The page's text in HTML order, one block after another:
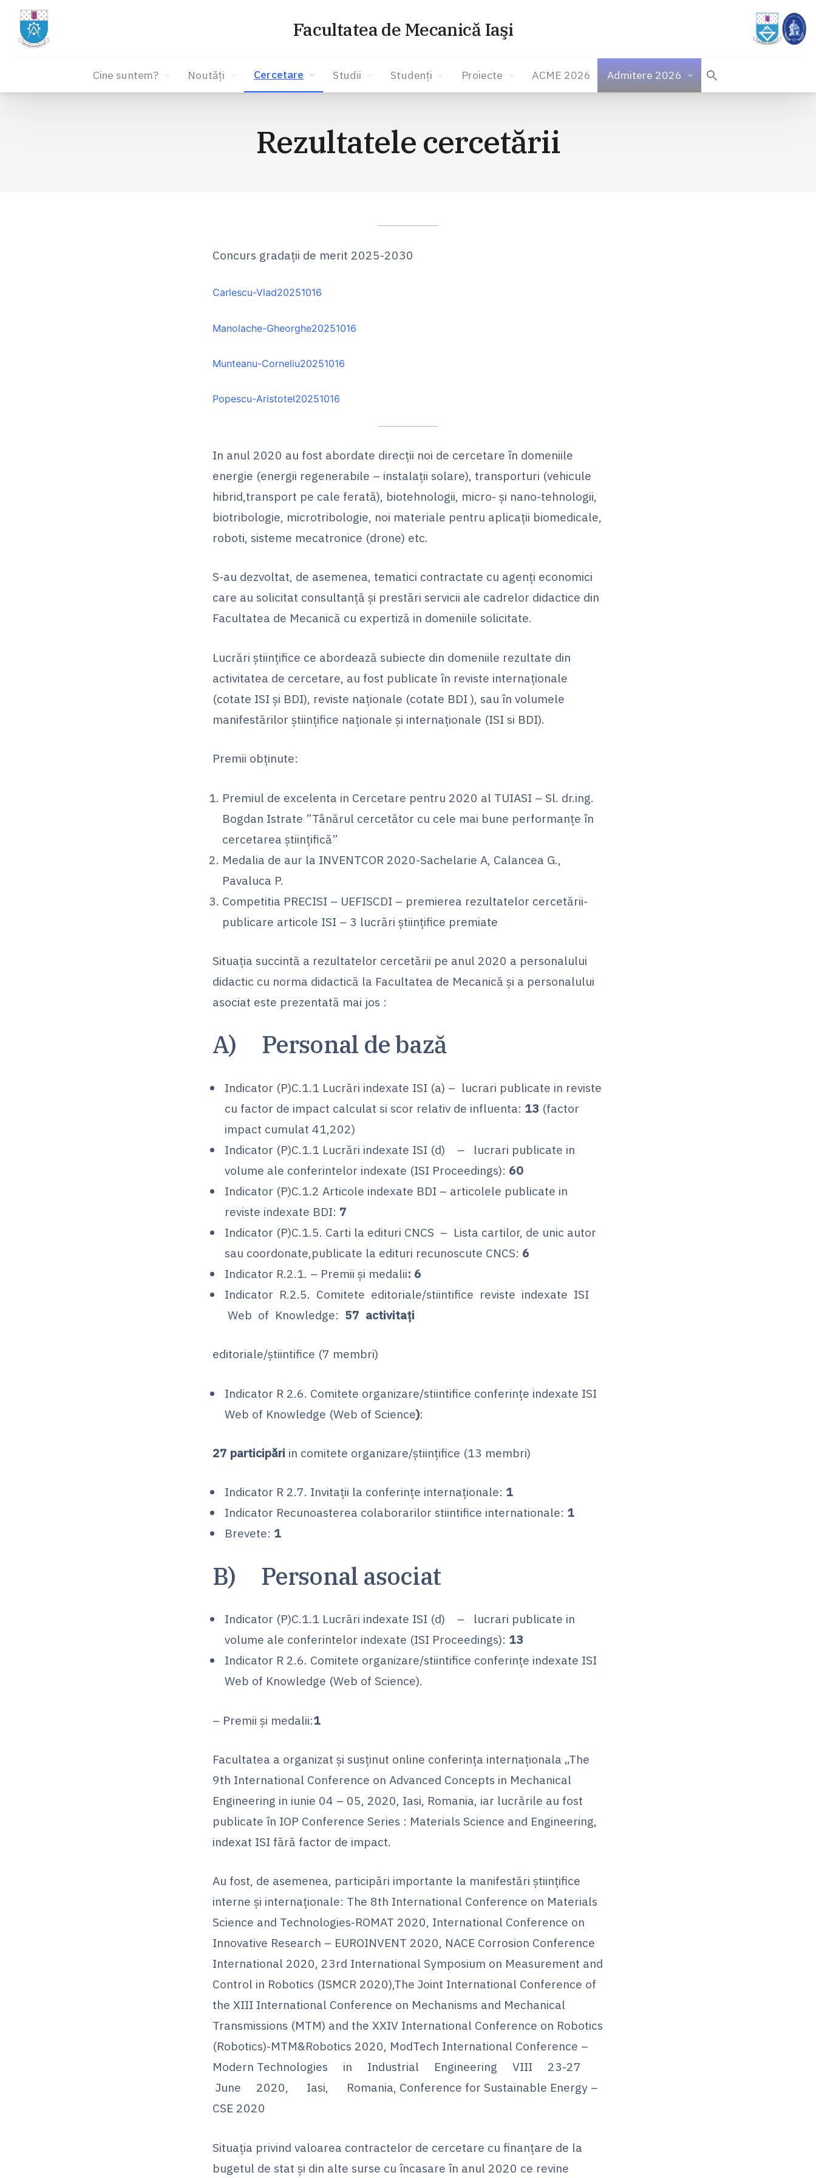
Facultatea de Mecanică Iaşi
Cine suntem? Noutăți Cercetare Studii Studenți Proiecte ACME 2026 Admitere 2026
Rezultatele cercetării
Concurs gradații de merit 2025-2030
Carlescu-Vlad20251016
Manolache-Gheorghe20251016
Munteanu-Corneliu20251016
Popescu-Aristotel20251016
In anul 2020 au fost abordate direcţii noi de cercetare în domeniile
energie (energii regenerabile – instalaţii solare), transporturi (vehicule
hibrid,transport pe cale ferată), biotehnologii, micro- şi nano-tehnologii,
biotribologie, microtribologie, noi materiale pentru aplicații biomedicale,
roboti, sisteme mecatronice (drone) etc.
S-au dezvoltat, de asemenea, tematici contractate cu agenţi economici
care au solicitat consultanţă şi prestări servicii ale cadrelor didactice din
Facultatea de Mecanică cu expertiză in domeniile solicitate.
Lucrări ştiinţifice ce abordează subiecte din domeniile rezultate din
activitatea de cercetare, au fost publicate în reviste internaţionale
(cotate ISI şi BDI), reviste naţionale (cotate BDI ), sau în volumele
manifestărilor ştiinţifice naţionale şi internaţionale (ISI si BDI).
Premii obţinute:
Premiul de excelenta in Cercetare pentru 2020 al TUIASI – Sl. dr.ing.
Bogdan Istrate ”Tânărul cercetător cu cele mai bune performanțe în
cercetarea științifică”
Medalia de aur la INVENTCOR 2020-Sachelarie A, Calancea G.,
Pavaluca P.
Competitia PRECISI – UEFISCDI – premierea rezultatelor cercetării-
publicare articole ISI – 3 lucrări ştiinţifice premiate
Situaţia succintă a rezultatelor cercetării pe anul 2020 a personalului
didactic cu norma didactică la Facultatea de Mecanică şi a personalului
asociat este prezentată mai jos :
A) Personal de bază
Indicator (P)C.1.1 Lucrări indexate ISI (a) – lucrari publicate in reviste
cu factor de impact calculat si scor relativ de influenta: 13 (factor
impact cumulat 41,202)
Indicator (P)C.1.1 Lucrări indexate ISI (d) – lucrari publicate in
volume ale conferintelor indexate (ISI Proceedings): 60
Indicator (P)C.1.2 Articole indexate BDI – articolele publicate in
reviste indexate BDI: 7
Indicator (P)C.1.5. Carti la edituri CNCS – Lista cartilor, de unic autor
sau coordonate,publicate la edituri recunoscute CNCS: 6
Indicator R.2.1. – Premii şi medalii: 6
Indicator R.2.5. Comitete editoriale/stiintifice reviste indexate ISI
Web of Knowledge: 57 activitaţi
editoriale/ştiintifice (7 membri)
Indicator R 2.6. Comitete organizare/stiintifice conferinţe indexate ISI
Web of Knowledge (Web of Science):
27 participări in comitete organizare/ştiinţifice (13 membri)
Indicator R 2.7. Invitaţii la conferinţe internaţionale: 1
Indicator Recunoasterea colaborarilor stiintifice internationale: 1
Brevete: 1
B) Personal asociat
Indicator (P)C.1.1 Lucrări indexate ISI (d) – lucrari publicate in
volume ale conferintelor indexate (ISI Proceedings): 13
Indicator R 2.6. Comitete organizare/stiintifice conferinţe indexate ISI
Web of Knowledge (Web of Science).
– Premii şi medalii:1
Facultatea a organizat şi susţinut online conferinţa internaţionala „The
9th International Conference on Advanced Concepts in Mechanical
Engineering in iunie 04 – 05, 2020, Iasi, Romania, iar lucrările au fost
publicate în IOP Conference Series : Materials Science and Engineering,
indexat ISI fără factor de impact.
Au fost, de asemenea, participări importante la manifestări ştiinţifice
interne şi internaţionale: The 8th International Conference on Materials
Science and Technologies-ROMAT 2020, International Conference on
Innovative Research – EUROINVENT 2020, NACE Corrosion Conference
International 2020, 23rd International Symposium on Measurement and
Control in Robotics (ISMCR 2020),The Joint International Conference of
the XIII International Conference on Mechanisms and Mechanical
Transmissions (MTM) and the XXIV International Conference on Robotics
(Robotics)-MTM&Robotics 2020, ModTech International Conference –
Modern Technologies in Industrial Engineering VIII 23-27
June 2020, Iasi, Romania, Conference for Sustainable Energy –
CSE 2020
Situaţia privind valoarea contractelor de cercetare cu finanţare de la
bugetul de stat şi din alte surse cu încasare în anul 2020 ce revine